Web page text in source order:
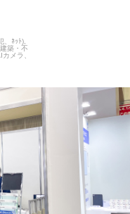
、ﾈｯﾄ)
築・不
メラ、